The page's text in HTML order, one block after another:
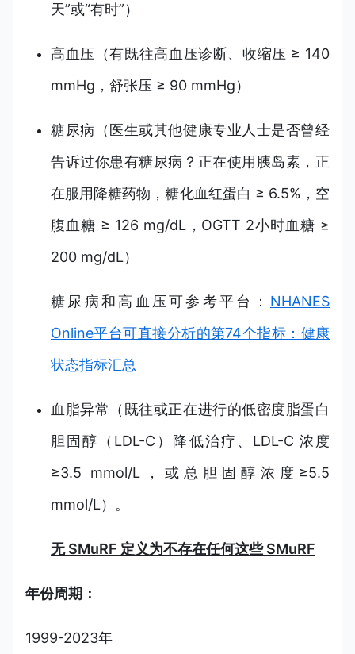
天”或“有时”）
高血压（有既往高血压诊断、收缩压 ≥ 140
mmHg，舒张压 ≥ 90 mmHg）
糖尿病（医生或其他健康专业人士是否曾经
告诉过你患有糖尿病？正在使用胰岛素，正
在服用降糖药物，糖化血红蛋白 ≥ 6.5%，空
腹血糖 ≥ 126 mg/dL，OGTT 2小时血糖 ≥
200 mg/dL）
糖尿病和高血压可参考平台： NHANES
Online平台可直接分析的第74个指标：健康
状态指标汇总
血脂异常（既往或正在进行的低密度脂蛋白
胆固醇（LDL-C）降低治疗、LDL-C 浓度
≥3.5 mmol/L，或总胆固醇浓度≥5.5
mmol/L）。
无 SMuRF 定义为不存在任何这些 SMuRF
年份周期：
1999-2023年